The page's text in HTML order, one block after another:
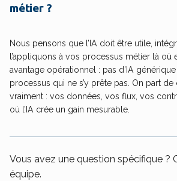
métier ?
Nous pensons que l’IA doit être utile,
l’appliquons à vos processus métier là où
avantage opérationnel : pas d’IA
processus qui ne s’y prête pas. On part
vraiment : vos données, vos flux, vos
où l’IA crée un gain mesurable.
Vous avez une question spécifique ?
équipe.